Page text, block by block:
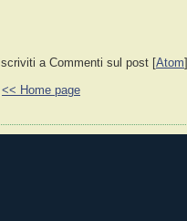
Iscriviti a Commenti sul post [Atom]
<< Home page